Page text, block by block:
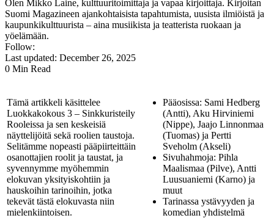
Olen Mikko Laine, kulttuuritoimittaja ja vapaa kirjoittaja. Kirjoitan
Suomi Magazineen ajankohtaisista tapahtumista, uusista ilmiöistä ja
kaupunkikulttuurista – aina musiikista ja teatterista ruokaan ja
yöelämään.
Follow:
Last updated: December 26, 2025
0 Min Read
Tämä artikkeli käsittelee
Luokkakokous 3 – Sinkkuristeily
Rooleissa ja sen keskeisiä
näyttelijöitä sekä roolien taustoja.
Selitämme nopeasti pääpiirteittäin
osanottajien roolit ja taustat, ja
syvennymme myöhemmin
elokuvan yksityiskohtiin ja
hauskoihin tarinoihin, jotka
tekevät tästä elokuvasta niin
mielenkiintoisen.
Pääosissa: Sami Hedberg
(Antti), Aku Hirviniemi
(Nippe), Jaajo Linnonmaa
(Tuomas) ja Pertti
Sveholm (Akseli)
Sivuhahmoja: Pihla
Maalismaa (Pilve), Antti
Luusuaniemi (Karno) ja
muut
Tarinassa ystävyyden ja
komedian yhdistelmä